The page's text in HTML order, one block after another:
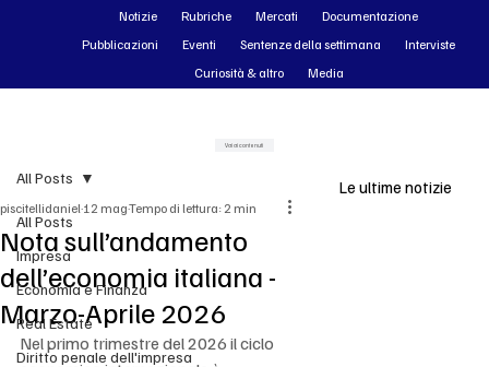
All Posts
Impresa
Economia e Finanza
Real Estate
Diritto penale dell'impresa
All Posts
Nota sull’andamento
dell’economia italiana -
Marzo-Aprile 2026
piscitellidaniel 12 magTempo di lettura: 2 min
Nel primo trimestre del 2026 il ciclo
Le ultime notizie
Notizie Rubriche Mercati
Documentazione
Pubblicazioni
Eventi Sentenze della settimana
Interviste
Curiosità & altro
Media
Vai ai contenuti